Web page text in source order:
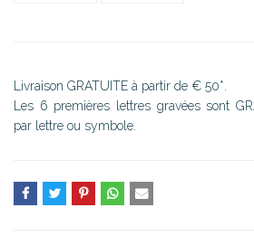
Livraison GRATUITE à partir de € 50*.
Les 6 premières lettres gravées sont
par lettre ou symbole.